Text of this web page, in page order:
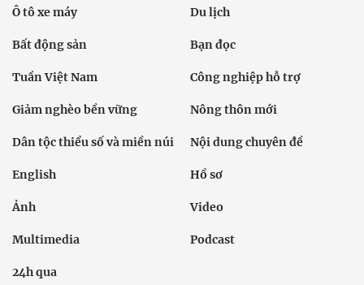
Ô tô xe máy Du lịch
Bất động sản Bạn đọc
Tuần Việt Nam Công nghiệp hỗ trợ
Giảm nghèo bền vững Nông thôn mới
Dân tộc thiểu số và miền núi Nội dung chuyên đề
English Hồ sơ
Ảnh Video
Multimedia Podcast
24h qua